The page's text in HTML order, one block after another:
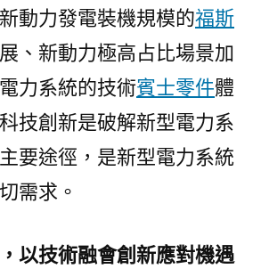
動力發電裝機規模的福斯
、新動力極高占比場景加
力系統的技術賓士零件體
技創新是破解新型電力系
要途徑，是新型電力系統
需求。
以技術融會創新應對機遇